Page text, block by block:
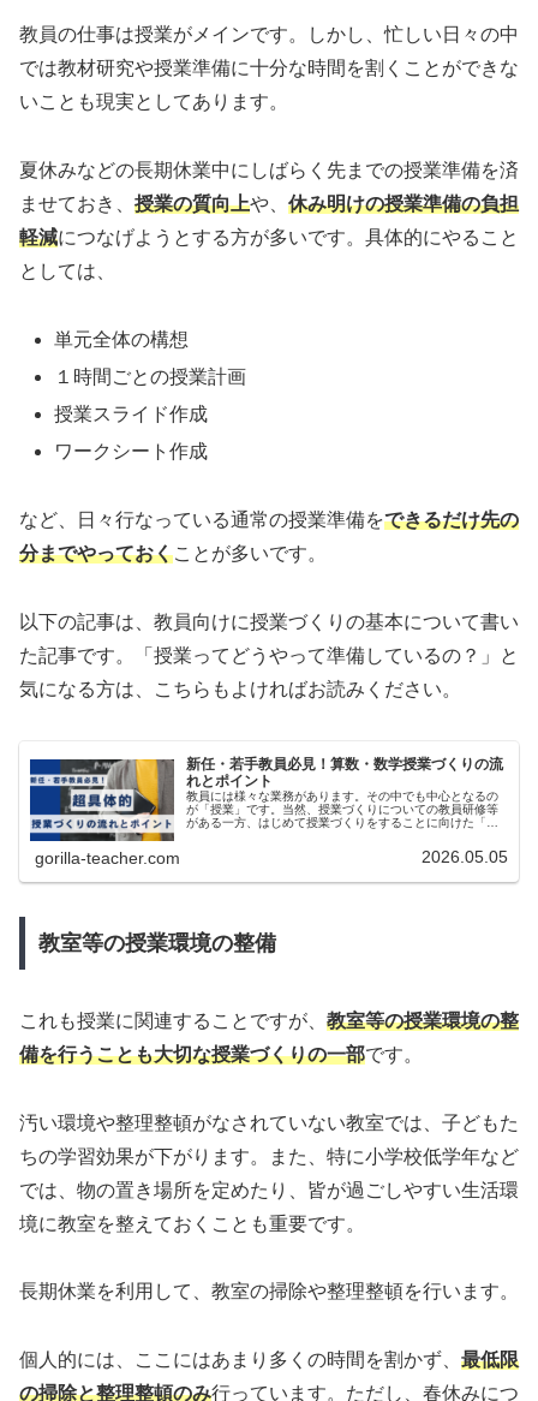
教員の仕事は授業がメインです。しかし、忙しい日々の中
では教材研究や授業準備に十分な時間を割くことができな
いことも現実としてあります。
夏休みなどの長期休業中にしばらく先までの授業準備を済
ませておき、 授業の質向上や、 休み明けの授業準備の負担
軽減につなげようとする方が多いです。具体的にやること
としては、
単元全体の構想
１時間ごとの授業計画
授業スライド作成
ワークシート作成
など、日々行なっている通常の授業準備をできるだけ先の
分までやっておくことが多いです。
以下の記事は、教員向けに授業づくりの基本について書い
た記事です。「授業ってどうやって準備しているの？」と
気になる方は、こちらもよければお読みください。
新任・若手教員必見！算数・数学授業づくりの流
れとポイント
教員には様々な業務があります。その中でも中心となるの
が「授業」です。当然、授業づくりについての教員研修等
がある一方、はじめて授業づくりをすることに向けた「具
gorilla-teacher.com 2026.05.05
教室等の授業環境の整備
これも授業に関連することですが、 教室等の授業環境の整
備を行うことも大切な授業づくりの一部です。
汚い環境や整理整頓がなされていない教室では、子どもた
ちの学習効果が下がります。また、特に小学校低学年など
では、物の置き場所を定めたり、皆が過ごしやすい生活環
境に教室を整えておくことも重要です。
長期休業を利用して、教室の掃除や整理整頓を行います。
個人的には、ここにはあまり多くの時間を割かず、 最低限
の掃除と整理整頓のみ行っています。ただし、春休みにつ